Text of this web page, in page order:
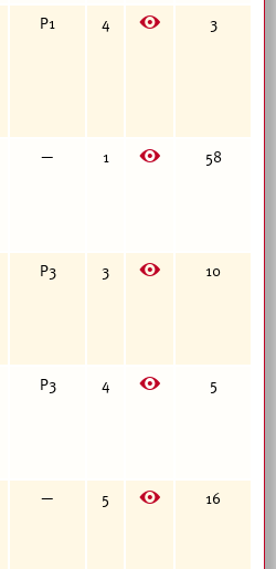
Р1 4 E 3
— 1 E 58
Р3 3 E 10
Р3 4 E 5
— 5 E 16